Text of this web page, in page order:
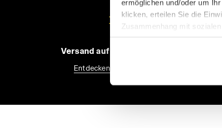
ermöglichen und/oder um
klicken, erteilen Sie die
Zusammenhang mit
Einwilligung widerrufen,
Standardeinstellungen und
können die erweiterte
Versand auf Anfrage möglich
Entdecken Sie den Service